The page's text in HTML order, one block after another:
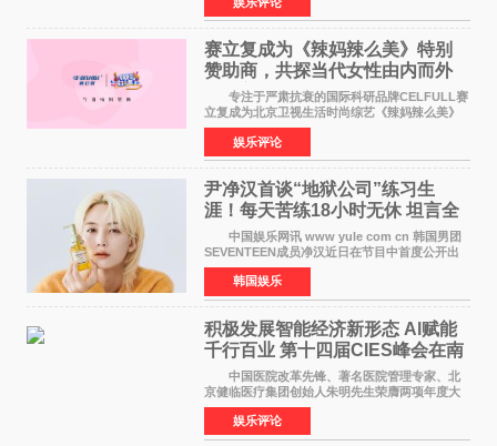
格、高质感、正能量的文艺盛典，是璀璨中国年
矢志不渝的初心
赛立复成为《辣妈辣么美》特别
赞助商，共探当代女性由内而外
活力美
专注于严肃抗衰的国际科研品牌CELFULL赛
立复成为北京卫视生活时尚综艺《辣妈辣么美》
的特别赞助商,明星辣妈袁咏仪倾情参与，向广大
都市女性传递健康生活新主张，寄语当代女性在
家庭与自我之间
娱乐评论
尹净汉首谈“地狱公司”练习生
涯！每天苦练18小时无休 坦言全
靠成员撑过来
中国娱乐网讯 www yule com cn 韩国男团
SEVENTEEN成员净汉近日在节目中首度公开出
道前的残酷练习生经历，并提及经纪公司Pledis
娱乐，引发广泛关注。 在8月2日播出的日本
TBS综艺节目《周
韩国娱乐
积极发展智能经济新形态 Al赋能
千行百业 第十四届CIES峰会在南
京盛大召开
中国医院改革先锋、著名医院管理专家、北
京健临医疗集团创始人朱明先生荣膺两项年度大
奖 2026年7月31日，盛夏金陵，长江之畔，
以重落地·真务实·强链接为主题的2026&lsquo;人
工智能+&rsquo
娱乐评论